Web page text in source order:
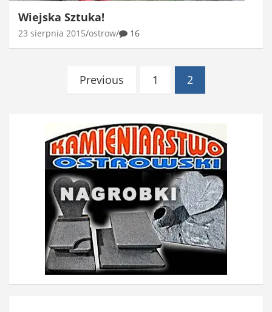
Wiejska Sztuka!
23 sierpnia 2015 ostrow 16
Stronicowanie
Previous 1 2